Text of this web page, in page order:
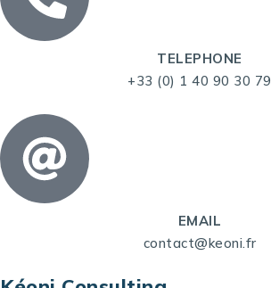
TELEPHONE
+33 (0) 1 40 90 30 79
EMAIL
contact@keoni.fr